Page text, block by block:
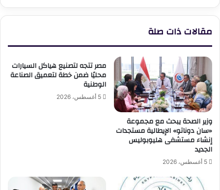
مقالات ذات صلة
وزير الصحة يبحث مع مجموعة
«سان دوناتو» الإيطالية مستجدات
إنشاء مستشفى هليوبوليس
الجديد
5 أغسطس، 2026
مصر تتجه لتصنيع هياكل السيارات
محليًا ضمن خطة لتعميق الصناعة
الوطنية
5 أغسطس، 2026